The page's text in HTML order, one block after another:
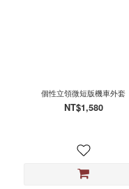
個性立領微短版機車外套
NT$1,580